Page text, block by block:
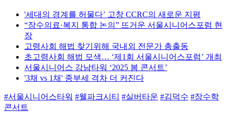
'세대의 경계를 허물다’ 고창 CCRC의 새로운 지평
“장수의료·복지 통합 논의” 뜨거운 서울시니어스포럼 현
장
고령사회 해법 찾기위해 국내외 전문가 총출동
초고령사회 해법 모색… ‘제1회 서울시니어스포럼’ 개최
서울시니어스 강남타워 ‘2025 봄 콘서트’
'3채 vs 1채' 종부세 격차 더 커진다
#서울시니어스타워 #웰파크시티 #실버타운 #김덕수 #장수학
콘서트